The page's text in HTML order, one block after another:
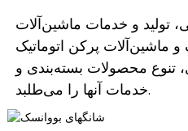
تولید و خدمات ماشین‌آلات
و ماشین‌آلات پرکن اتوماتیک
تنوع محصولات بسته‌بندی و
خدمات آنها را می‌طلبد.